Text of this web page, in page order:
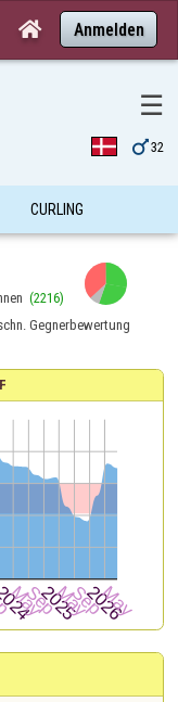
 Anmelden
☰
32
CURLING
(2216)
Gegnerbewertung